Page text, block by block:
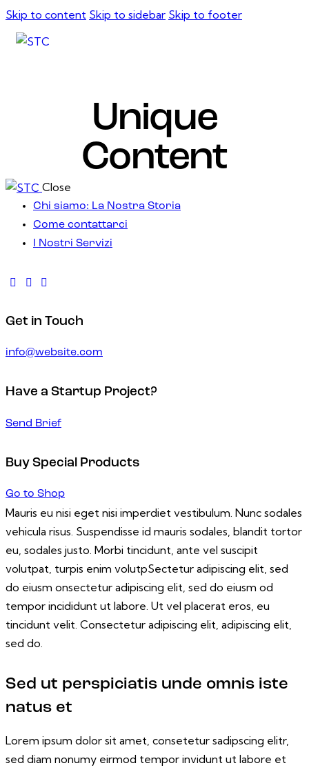
Skip to content Skip to sidebar Skip to footer
Unique
Content
Close
Chi siamo: La Nostra Storia
Come contattarci
I Nostri Servizi
Get in Touch
info@website.com
Have a Startup Project?
Send Brief
Buy Special Products
Go to Shop
Mauris eu nisi eget nisi imperdiet vestibulum. Nunc sodales
vehicula risus. Suspendisse id mauris sodales, blandit tortor
eu, sodales justo. Morbi tincidunt, ante vel suscipit
volutpat, turpis enim volutpSectetur adipiscing elit, sed
do eiusm onsectetur adipiscing elit, sed do eiusm od
tempor incididunt ut labore. Ut vel placerat eros, eu
tincidunt velit. Consectetur adipiscing elit, adipiscing elit,
sed do.
Sed ut perspiciatis unde omnis iste
natus et
Lorem ipsum dolor sit amet, consetetur sadipscing elitr,
sed diam nonumy eirmod tempor invidunt ut labore et